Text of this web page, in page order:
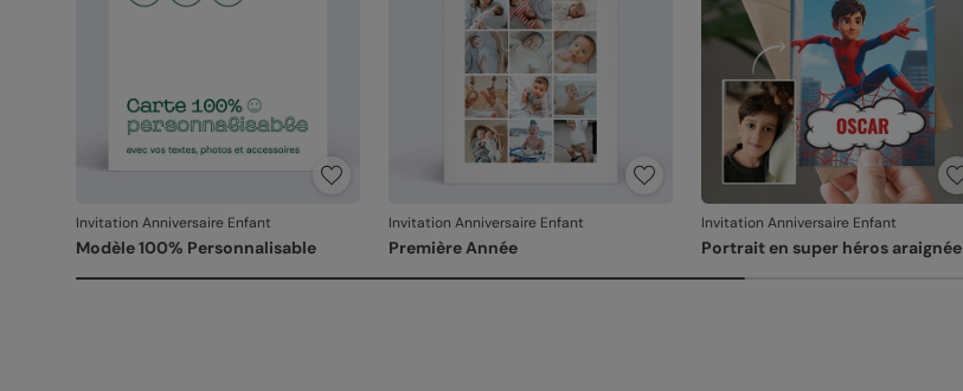
Invitation Anniversaire Enfant
Modèle 100% Personnalisable
Invitation Anniversaire Enfant
Première Année
Invitation Anniversaire Enfant
Portrait en super héros araignée